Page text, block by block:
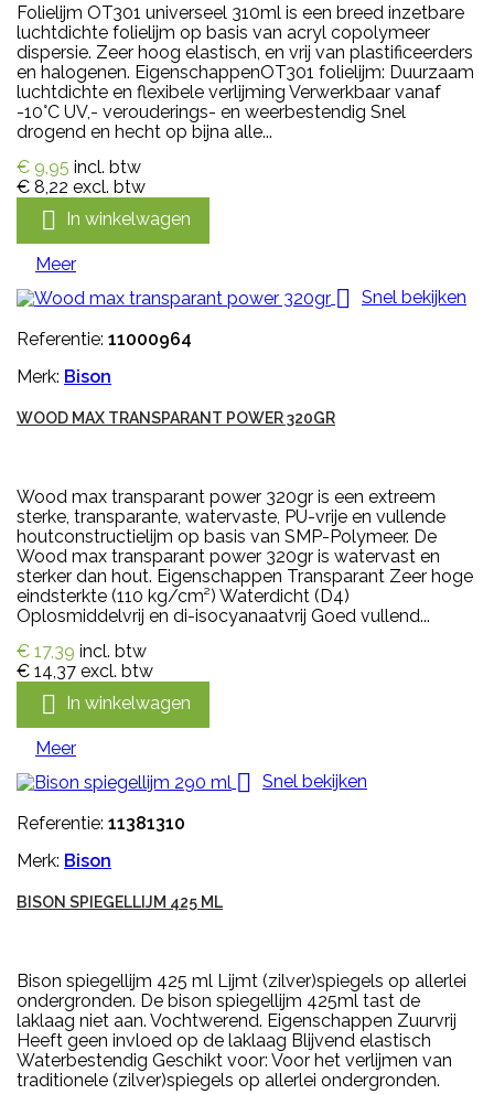
Folielijm OT301 universeel 310ml is een breed inzetbare
luchtdichte folielijm op basis van acryl copolymeer
dispersie. Zeer hoog elastisch, en vrij van plastificeerders
en halogenen. EigenschappenOT301 folielijm: Duurzaam
luchtdichte en flexibele verlijming Verwerkbaar vanaf
-10°C UV,- verouderings- en weerbestendig Snel
drogend en hecht op bijna alle...
€ 9,95 incl. btw
€ 8,22 excl. btw
 In winkelwagen
Meer
 Snel bekijken
Referentie: 11000964
Merk: Bison
WOOD MAX TRANSPARANT POWER 320GR
Wood max transparant power 320gr is een extreem
sterke, transparante, watervaste, PU-vrije en vullende
houtconstructielijm op basis van SMP-Polymeer. De
Wood max transparant power 320gr is watervast en
sterker dan hout. Eigenschappen Transparant Zeer hoge
eindsterkte (110 kg/cm²) Waterdicht (D4)
Oplosmiddelvrij en di-isocyanaatvrij Goed vullend...
€ 17,39 incl. btw
€ 14,37 excl. btw
 In winkelwagen
Meer
 Snel bekijken
Referentie: 11381310
Merk: Bison
BISON SPIEGELLIJM 425 ML
Bison spiegellijm 425 ml Lijmt (zilver)spiegels op allerlei
ondergronden. De bison spiegellijm 425ml tast de
laklaag niet aan. Vochtwerend. Eigenschappen Zuurvrij
Heeft geen invloed op de laklaag Blijvend elastisch
Waterbestendig Geschikt voor: Voor het verlijmen van
traditionele (zilver)spiegels op allerlei ondergronden.